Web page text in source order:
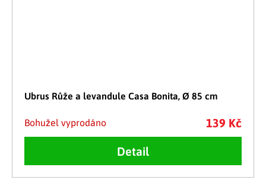
Ubrus Růže a levandule Casa Bonita, Ø 85 cm
Bohužel vyprodáno 139 Kč
Detail